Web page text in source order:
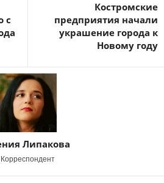
с
Костромские
предприятия начали
украшение города к
Новому году
Липакова
Корреспондент